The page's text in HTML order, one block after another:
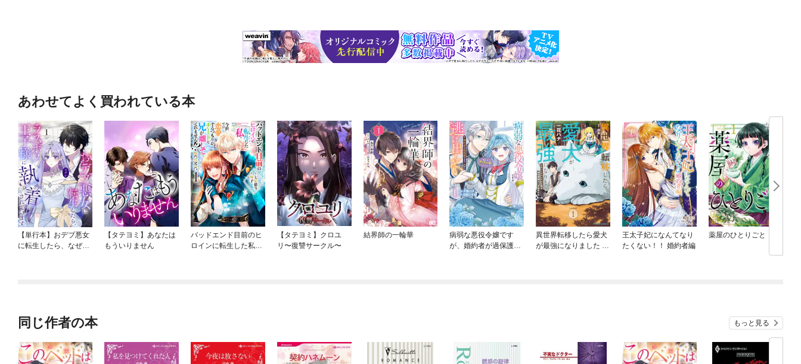
あわせてよく買われている本
【単行本】おデブ悪女
に転生したら、なぜか
【タテヨミ】あなたは
もういりません
バッドエンド目前のヒ
ロインに転生した私、
【タテヨミ】クロユ
リ〜復讐サークル〜
結界師の一輪華
病弱な悪役令嬢です
が、婚約者が過保護す
異世界転移したら愛犬
が最強になりました ～
王太子妃になんてなり
たくない！！ 婚約者編
薬屋のひとりごと
同じ作者の本 もっと見る